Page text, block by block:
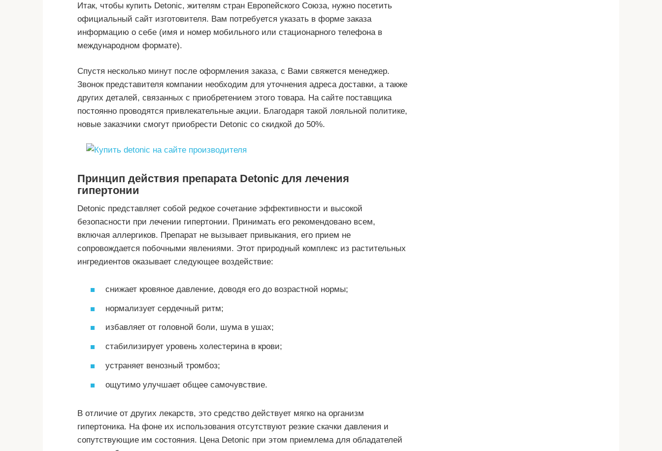
Итак, чтобы купить Detonic, жителям стран Европейского Союза, нужно посетить
официальный сайт изготовителя. Вам потребуется указать в форме заказа
информацию о себе (имя и номер мобильного или стационарного телефона в
международном формате).
Спустя несколько минут после оформления заказа, с Вами свяжется менеджер.
Звонок представителя компании необходим для уточнения адреса доставки, а также
других деталей, связанных с приобретением этого товара. На сайте поставщика
постоянно проводятся привлекательные акции. Благодаря такой лояльной политике,
новые заказчики смогут приобрести Detonic со скидкой до 50%.
Принцип действия препарата Detonic для лечения
гипертонии
Detonic представляет собой редкое сочетание эффективности и высокой
безопасности при лечении гипертонии. Принимать его рекомендовано всем,
включая аллергиков. Препарат не вызывает привыкания, его прием не
сопровождается побочными явлениями. Этот природный комплекс из растительных
ингредиентов оказывает следующее воздействие:
снижает кровяное давление, доводя его до возрастной нормы;
нормализует сердечный ритм;
избавляет от головной боли, шума в ушах;
стабилизирует уровень холестерина в крови;
устраняет венозный тромбоз;
ощутимо улучшает общее самочувствие.
В отличие от других лекарств, это средство действует мягко на организм
гипертоника. На фоне их использования отсутствуют резкие скачки давления и
сопутствующие им состояния. Цена Detonic при этом приемлема для обладателей